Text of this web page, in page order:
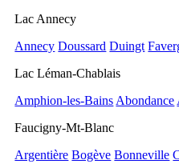
Lac Annecy
Annecy Doussard Duingt
Lac Léman-Chablais
Amphion-les-Bains Abondance
Faucigny-Mt-Blanc
Argentière Bogève Bonneville